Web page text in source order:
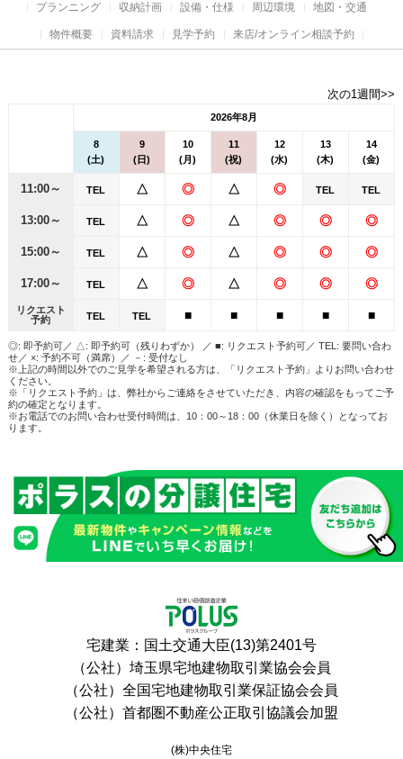
プランニング 収納計画 設備・仕様 周辺環境 地図・交通
物件概要 資料請求 見学予約 来店/オンライン相談予約
次の1週間>>
2026年8月
8
(土)
9
(日)
10
(月)
11
(祝)
12
(水)
13
(木)
14
(金)
11:00～ TEL △ ◎ △ ◎ TEL TEL
13:00～ TEL △ ◎ △ ◎ ◎ ◎
15:00～ TEL △ ◎ △ ◎ ◎ ◎
17:00～ TEL △ ◎ △ ◎ ◎ ◎
リクエスト
予約
TEL TEL ■ ■ ■ ■ ■
◎: 即予約可／ △: 即予約可（残りわずか） ／ ■: リクエスト予約可／ TEL: 要問い合わ
せ／ ×: 予約不可（満席）／ －: 受付なし
※上記の時間以外でのご見学を希望される方は、「リクエスト予約」よりお問い合わせ
ください。
※「リクエスト予約」は、弊社からご連絡をさせていただき、内容の確認をもってご予
約の確定となります。
※お電話でのお問い合わせ受付時間は、10：00～18：00（休業日を除く）となってお
ります。
宅建業：国土交通大臣(13)第2401号
（公社）埼玉県宅地建物取引業協会会員
（公社）全国宅地建物取引業保証協会会員
（公社）首都圏不動産公正取引協議会加盟
(株)中央住宅